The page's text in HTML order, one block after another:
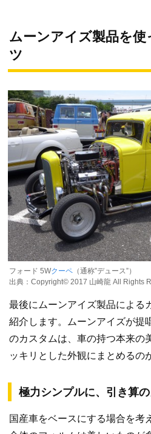
ムーンアイズ製品を
ツ
フォード 5Wクーペ （通称”デュース”）
出典：Copyright©️ 2017 山崎龍 All Rights
最後にムーンアイズ製品による
紹介します。ムーンアイズが提
のカスタムは、車の持つ本来の
ッキリとした外観にまとめるの
極力シンプルに、引き算
国産車をベースにする場合を考